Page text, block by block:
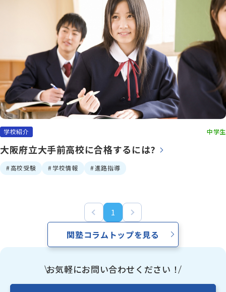
お気軽にお問い合わせください！
無料体験授業
資料請求
お電話でのご相談はこちら
0120-86
学校紹介 中学生
大阪府立大手前高校に合格するには?
高校受験 学校情報 進路指導
1
関塾コラムトップを見る
お気軽にお問い合わせください！